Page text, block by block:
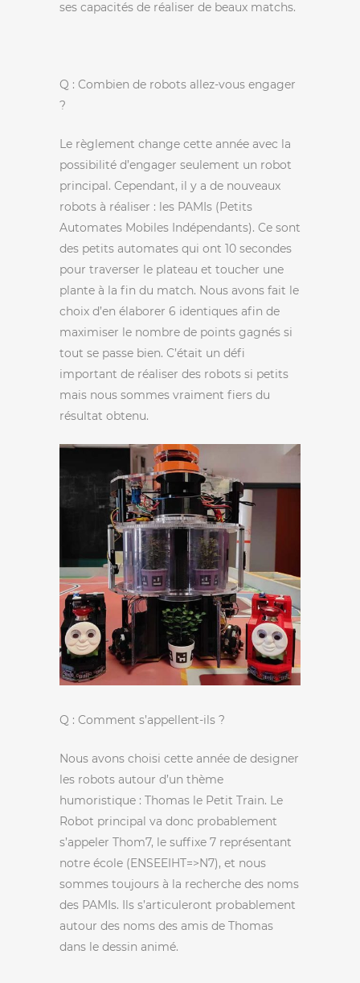
ses capacités de réaliser de beaux matchs.
Q : Combien de robots allez-vous engager
?
Le règlement change cette année avec la
possibilité d’engager seulement un robot
principal. Cependant, il y a de nouveaux
robots à réaliser : les PAMIs (Petits
Automates Mobiles Indépendants). Ce sont
des petits automates qui ont 10 secondes
pour traverser le plateau et toucher une
plante à la fin du match. Nous avons fait le
choix d’en élaborer 6 identiques afin de
maximiser le nombre de points gagnés si
tout se passe bien. C’était un défi
important de réaliser des robots si petits
mais nous sommes vraiment fiers du
résultat obtenu.
Q : Comment s’appellent-ils ?
Nous avons choisi cette année de designer
les robots autour d’un thème
humoristique : Thomas le Petit Train. Le
Robot principal va donc probablement
s’appeler Thom7, le suffixe 7 représentant
notre école (ENSEEIHT=>N7), et nous
sommes toujours à la recherche des noms
des PAMIs. Ils s’articuleront probablement
autour des noms des amis de Thomas
dans le dessin animé.